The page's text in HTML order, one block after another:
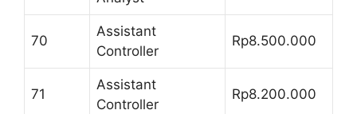
70
Assistant
Controller
Rp8.500.000
71
Assistant
Controller
Rp8.200.000